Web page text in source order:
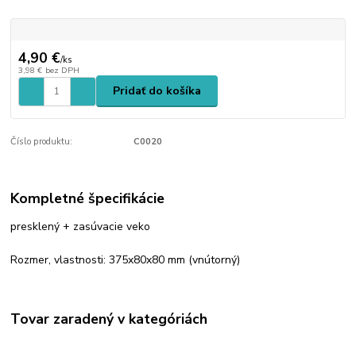
4,90 €/ks
3,98 € bez DPH
Pridať do košíka
Číslo produktu: C0020
Kompletné špecifikácie
presklený + zasúvacie veko
Rozmer, vlastnosti: 375x80x80 mm (vnútorný)
Tovar zaradený v kategóriách